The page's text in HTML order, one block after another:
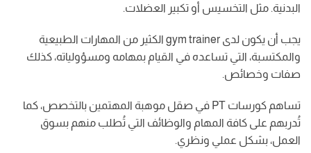
البدنية. مثل التخسيس أو تكبير العضلات.
يجب أن يكون لدى gym trainer الكثير من المهارات الطبيعية
والمكتسبة، التي تساعده في القيام بمهامه ومسؤولياته، كذلك
صفات وخصائص.
تساهم كورسات PT في صقل موهبة المهتمين بالتخصص، كما
تُدربهم على كافة المهام والوظائف التي تُطلب منهم بسوق
العمل، بشكل عملي ونظري.